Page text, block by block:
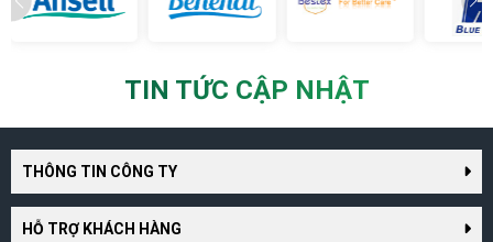
TIN TỨC CẬP NHẬT
THÔNG TIN CÔNG TY
HỖ TRỢ KHÁCH HÀNG